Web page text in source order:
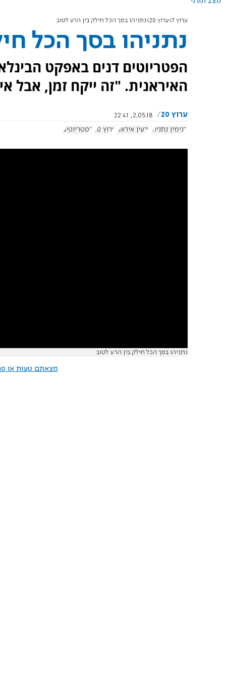
ערוץ 7 ערוץ 20 נתניהו בסך הכל חילק בין הרע לטוב
נתניהו בסך הכל
הפטריוטים דנים באפקט
האיראנית. "זה ייקח זמן, אבל
ערוץ 20
2.05.18, 22:41
בנימין נתניהו גרעין איראני ערוץ 20 הפטריוטים
נתניהו בסך הכל חילק בין הרע לטוב
מצאתם טעות או